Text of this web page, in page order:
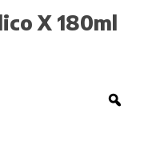
X 180ml